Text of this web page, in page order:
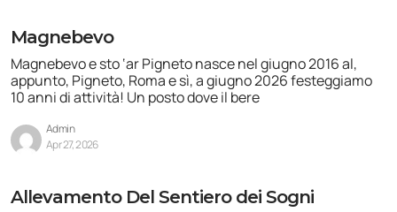
Magnebevo
Magnebevo e sto ‘ar Pigneto nasce nel giugno 2016 al,
appunto, Pigneto, Roma e sì, a giugno 2026 festeggiamo
10 anni di attività! Un posto dove il bere
Admin
Apr 27, 2026
Allevamento Del Sentiero dei Sogni